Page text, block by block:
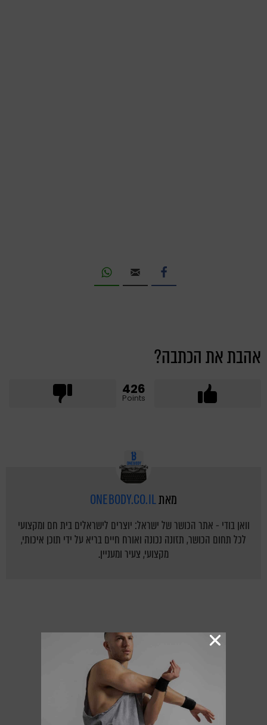
אהבת את הכתבה?
426
Points
מאתONEBODY.CO.IL
וואן בודי - אתר הכושר של ישראל: יוצרים לישראלים בית חם ומקצועי
לכל תחום הכושר, תזונה נכונה ואורח חיים בריא על ידי תוכן איכותי,
מקצועי, צעיר ומעניין.